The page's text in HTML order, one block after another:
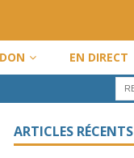
EN DIRECT
ARTICLES RÉCENTS